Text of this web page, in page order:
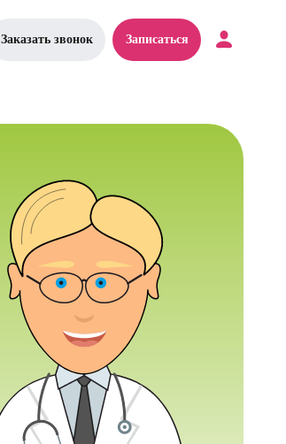
Заказать звонок Записаться